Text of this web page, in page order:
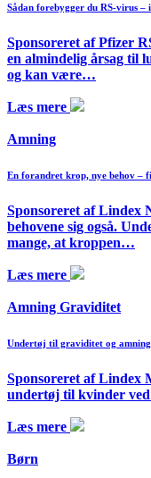
Sådan forebygger du RS-virus
Sponsoreret af Pfizer
en almindelig årsag til
og kan være…
Læs mere
Amning
En forandret krop, nye behov –
Sponsoreret af
behovene sig også.
mange, at kroppen…
Læs mere
Amning Graviditet
Undertøj til graviditet og amning
Sponsoreret af Lindex
undertøj til kvinder
Læs mere
Børn